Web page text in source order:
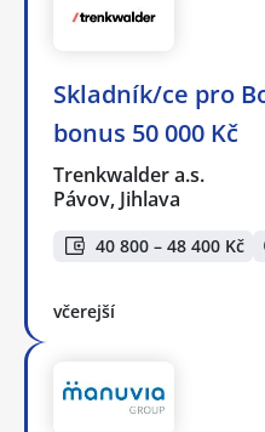
Skladník/ce pro
bonus 50 000 Kč
Trenkwalder a.s.
Pávov, Jihlava
40 800 – 48 400 Kč
včerejší